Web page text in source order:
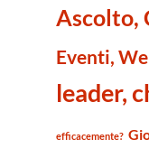
Ascolto,
Eventi,
leader,
efficacemente?